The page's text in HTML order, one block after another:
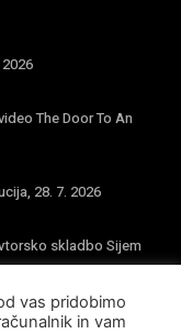
The Door To An
28. 7. 2026
skladbo Sijem
vas pridobimo
in vam